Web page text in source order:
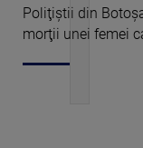
Poliţiştii din
morţii unei femei